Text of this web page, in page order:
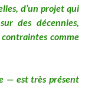
d’un projet qui
des décennies,
comme
— est très présent